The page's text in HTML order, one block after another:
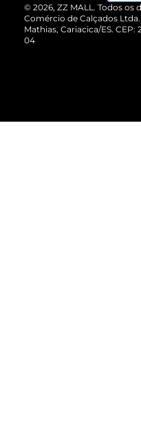
Cartão Presente
Vendas Corporativas
© 2026, ZZ MALL. Todos os
Comércio de Calçados
Mathias, Cariacica/ES. CEP:
04